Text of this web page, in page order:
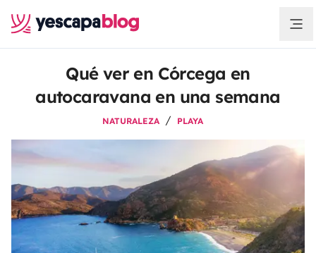
Qué ver en Córcega en
autocaravana en una semana
NATURALEZA PLAYA